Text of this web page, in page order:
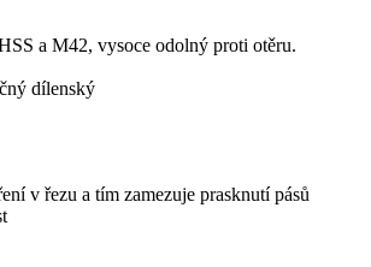
a M42, vysoce odolný proti otěru.
dílenský
v řezu a tím zamezuje prasknutí pásů